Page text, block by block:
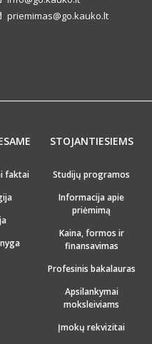
priemimas@go.kauko.lt
faktai
STOJANTIESIEMS
Studijų programos
Informacija apie
priėmimą
Kaina, formos ir
finansavimas
Profesinis bakalauras
Apsilankymai
moksleiviams
Įmokų rekvizitai